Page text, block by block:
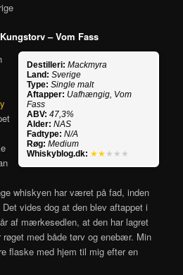
– Vom Fass
Destilleri: Mackmyra
Land: Sverige
Type: Single malt
Aftapper: Uafhængig, Vom
Fass
ABV: 47,3%
Alder: NAS
Fadtype: N/A
Røg: Medium
Whiskyblog.dk: ★★ ★★★
whiskyen har været på fad, inden
vides dog at den blev aftappet i
af mærkesedlen, at den har lagret
med både tørv og enebær. Min
flaske med hjem til mig efter en